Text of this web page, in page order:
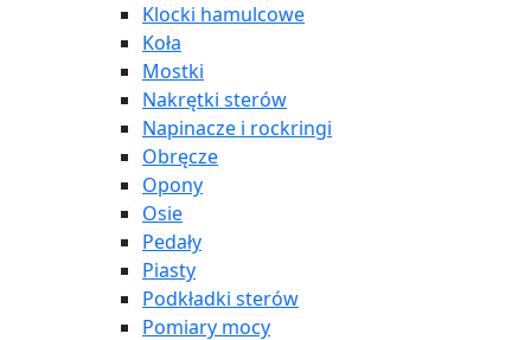
Klocki hamulcowe
Koła
Mostki
Nakrętki sterów
Napinacze i rockringi
Obręcze
Opony
Osie
Pedały
Piasty
Podkładki sterów
Pomiary mocy